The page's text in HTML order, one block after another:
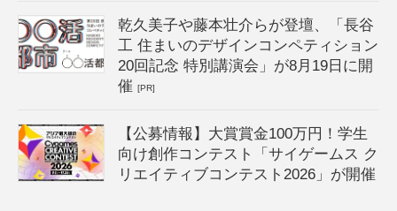
乾久美子や藤本壮介らが登壇、「長谷
工 住まいのデザインコンペティション
20回記念 特別講演会」が8月19日に開
催[PR]
【公募情報】大賞賞金100万円！学生
向け創作コンテスト「サイゲームス ク
リエイティブコンテスト2026」が開催